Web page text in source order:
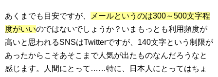
あくまでも目安ですが、
メールというのは300～500文字程
度がいいのではないでしょうか？いまもっとも利用頻度が
高いと思われるSNSはTwitterですが、140文字という制限が
あったからこそあそこまで人気が出たものなんだろうなと
感じます。人間にとって……特に、日本人にとってはちょ